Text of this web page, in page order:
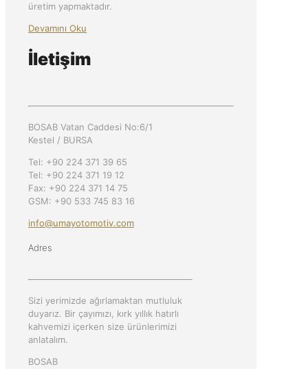
üretim yapmaktadır.
Devamını Oku
İletişim
BOSAB Vatan Caddesi No:6/1
Kestel / BURSA
Tel: +90 224 371 39 65
Tel: +90 224 371 19 12
Fax: +90 224 371 14 75
GSM: +90 533 745 83 16
info@umayotomotiv.com
Adres
Sizi yerimizde ağırlamaktan mutluluk
duyarız. Bir çayımızı, kırk yıllık hatırlı
kahvemizi içerken size ürünlerimizi
anlatalım.
BOSAB